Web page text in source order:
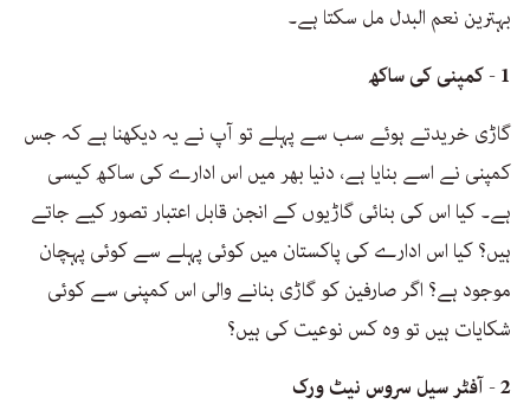
بہترین نعم البدل مل سکتا ہے۔
1 - کمپنی کی ساکھ
گاڑی خریدتے ہوئے سب سے پہلے تو آپ نے یہ دیکھنا ہے کہ جس
کمپنی نے اسے بنایا ہے، دنیا بھر میں اس ادارے کی ساکھ کیسی
ہے۔ کیا اس کی بنائی گاڑیوں کے انجن قابل اعتبار تصور کیے جاتے
ہیں؟ کیا اس ادارے کی پاکستان میں کوئی پہلے سے کوئی پہچان
موجود ہے؟ اگر صارفین کو گاڑی بنانے والی اس کمپنی سے کوئی
شکایات ہیں تو وہ کس نوعیت کی ہیں؟
2 - آفٹر سیل سروس نیٹ ورک